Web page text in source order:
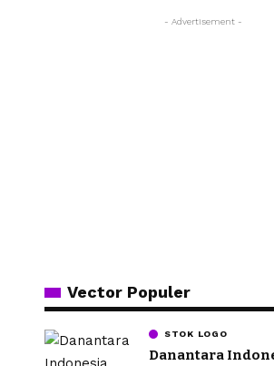
- Advertisement -
Vector Populer
STOK LOGO
Danantara